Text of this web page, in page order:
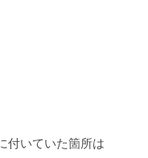
付いていた箇所は